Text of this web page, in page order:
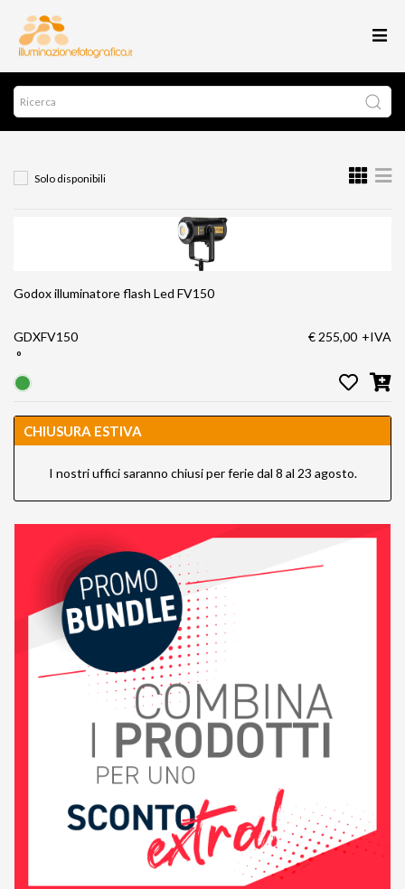
Solo disponibili
Godox illuminatore flash Led FV150
GDXFV150
°
€ 255,00 +IVA
CHIUSURA ESTIVA
I nostri uffici saranno chiusi per ferie dal 8 al 23 agosto.